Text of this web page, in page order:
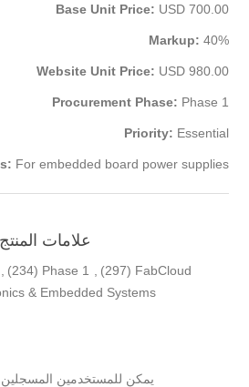
Base Unit Price: USD 700.00
Markup: 40%
Website Unit Price: USD 980.00
Procurement Phase: Phase 1
Priority: Essential
For embedded board power supplies.
علامات المنتج
FabCloud
(297)
Phase 1
(234)
& Embedded Systems
يمكن للمستخدمين المسجلين